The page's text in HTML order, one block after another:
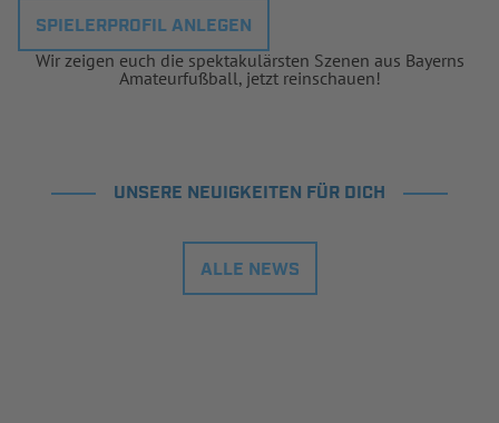
SPIELERPROFIL ANLEGEN
Wir zeigen euch die spektakulärsten Szenen aus Bayerns
Amateurfußball, jetzt reinschauen!
UNSERE NEUIGKEITEN FÜR DICH
ALLE NEWS